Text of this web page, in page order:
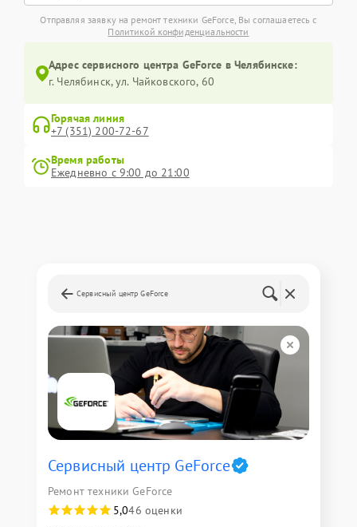
Отправляя заявку на ремонт техники GeForce, Вы соглашаетесь с
Политикой конфиденциальности
Адрес сервисного центра GeForce в Челябинске:
г. Челябинск, ул. Чайковского, 60
Горячая линия
+7 (351) 200-72-67
Время работы
Ежедневно с 9:00 до 21:00
Сервисный центр GeForce
Сервисный центр GeForce
Ремонт техники GeForce
5,046 оценки